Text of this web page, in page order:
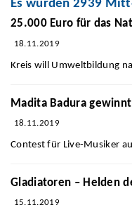
Es wurden 2939
25.000 Euro für das
18.11.2019
Kreis will Umweltbildung
Madita Badura
18.11.2019
Contest für Live-Musiker
Gladiatoren – Helden
15.11.2019